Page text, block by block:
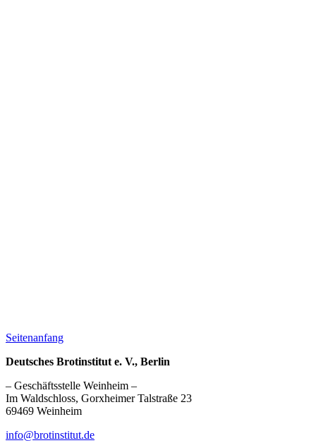
Seitenanfang
Deutsches Brotinstitut e. V., Berlin
– Geschäftsstelle Weinheim –
Im Waldschloss, Gorxheimer Talstraße 23
69469 Weinheim
info@brotinstitut.de